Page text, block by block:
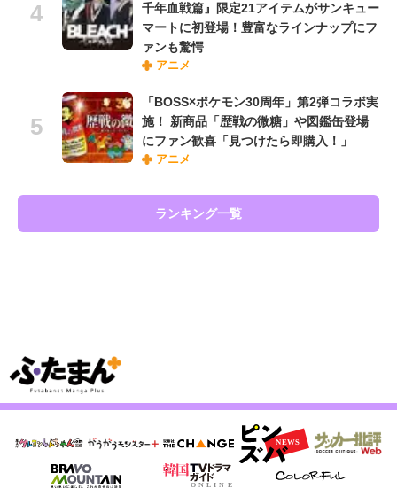
千年血戦篇』限定21アイテムがサンキュー
マートに初登場！豊富なラインナップにフ
ァンも驚愕
アニメ
「BOSS×ポケモン30周年」第2弾コラボ実
施！ 新商品「歴戦の微糖」や図鑑缶登場
にファン歓喜「見つけたら即購入！」
アニメ
ランキング一覧